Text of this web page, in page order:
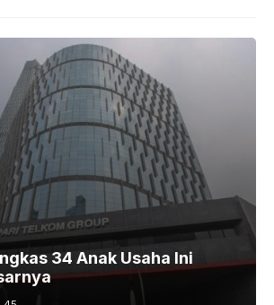
34 Anak Usaha Ini